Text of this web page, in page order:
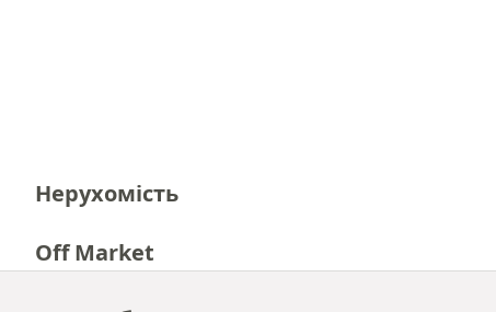
Нерухомість
Off Market